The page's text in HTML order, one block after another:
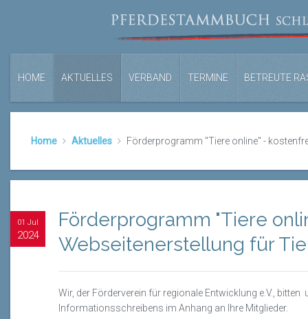
HOME AKTUELLES VERBAND TERMINE BETREUTE
Home Aktuelles Förderprogramm "Tiere online" -
01 Jul
2024
Förderprogramm "Tiere
Webseitenerstellung für
Wir, der Förderverein für regionale Entwicklung e.V., bitten
Informationsschreibens im Anhang an Ihre Mitglieder.